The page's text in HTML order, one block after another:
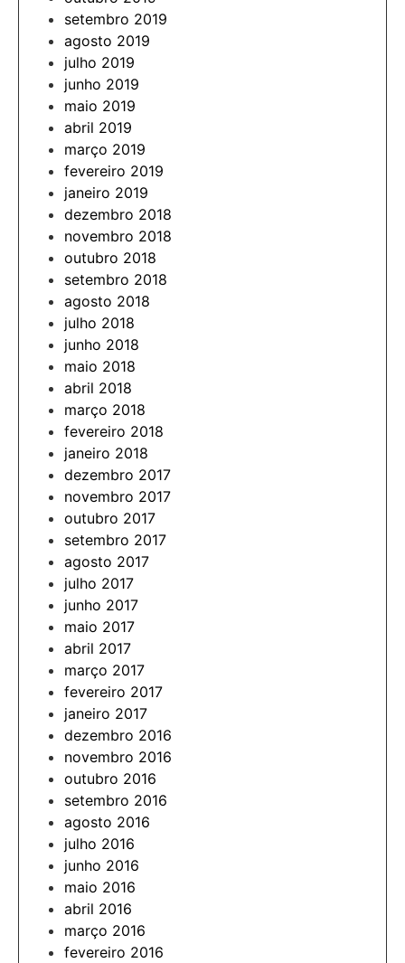
setembro 2019
agosto 2019
julho 2019
junho 2019
maio 2019
abril 2019
março 2019
fevereiro 2019
janeiro 2019
dezembro 2018
novembro 2018
outubro 2018
setembro 2018
agosto 2018
julho 2018
junho 2018
maio 2018
abril 2018
março 2018
fevereiro 2018
janeiro 2018
dezembro 2017
novembro 2017
outubro 2017
setembro 2017
agosto 2017
julho 2017
junho 2017
maio 2017
abril 2017
março 2017
fevereiro 2017
janeiro 2017
dezembro 2016
novembro 2016
outubro 2016
setembro 2016
agosto 2016
julho 2016
junho 2016
maio 2016
abril 2016
março 2016
fevereiro 2016